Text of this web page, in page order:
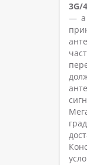
3G/
—